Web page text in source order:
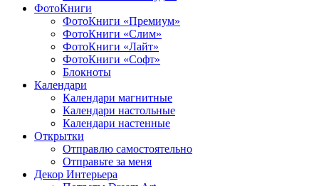
ФотоКниги
ФотоКниги «Премиум»
ФотоКниги «Слим»
ФотоКниги «Лайт»
ФотоКниги «Софт»
Блокноты
Календари
Календари магнитные
Календари настольные
Календари настенные
Открытки
Отправлю самостоятельно
Отправьте за меня
Декор Интерьера